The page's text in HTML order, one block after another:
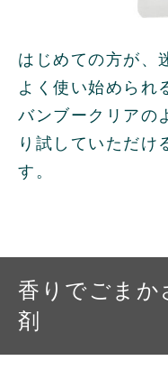
はじめての方が、
よく使い始められ
バンブークリアの
り試していただけ
す。
香りでごまか
剤